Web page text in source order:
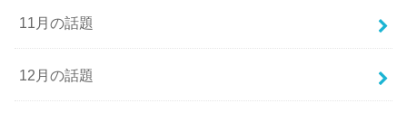
11月の話題
12月の話題